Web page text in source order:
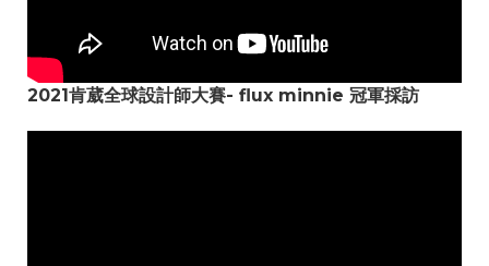
2021肯葳全球設計師大賽- flux minnie 冠軍採訪